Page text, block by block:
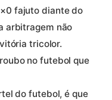
fajuto diante do
arbitragem não
tricolor.
no futebol que
do futebol, é que